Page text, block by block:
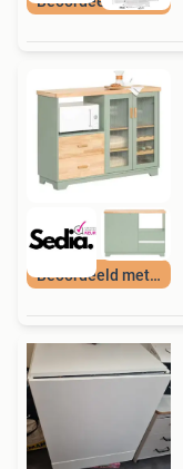
Beoordeeld met 9+